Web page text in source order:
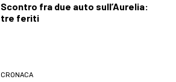
Scontro fra due auto sull’Aurelia:
tre feriti
CRONACA